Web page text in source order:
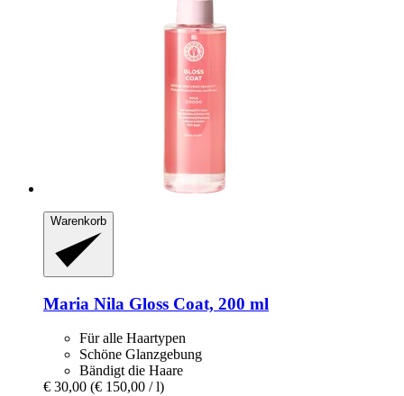
Warenkorb
Maria Nila Gloss Coat, 200 ml
Für alle Haartypen
Schöne Glanzgebung
Bändigt die Haare
€ 30,00 (€ 150,00 / l)